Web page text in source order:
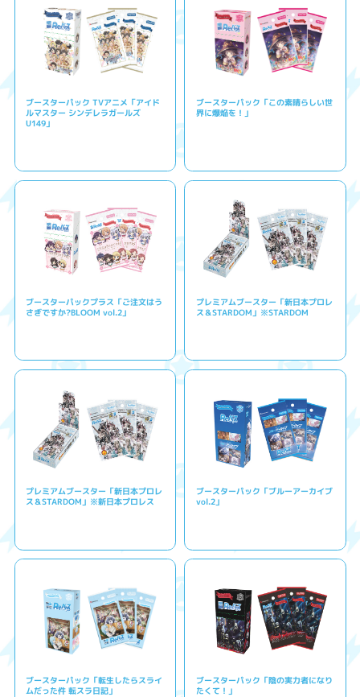
ブースターパック TVアニメ「アイド
ルマスター シンデレラガールズ
U149」
ブースターパック「この素晴らしい世
界に爆焔を！」
ブースターパックプラス「ご注文はう
さぎですか?BLOOM vol.2」
プレミアムブースター「新日本プロレ
ス＆STARDOM」※STARDOM
プレミアムブースター「新日本プロレ
ス＆STARDOM」※新日本プロレス
ブースターパック「ブルーアーカイブ
vol.2」
ブースターパック「転生したらスライ
ムだった件 転スラ日記」
ブースターパック「陰の実力者になり
たくて！」